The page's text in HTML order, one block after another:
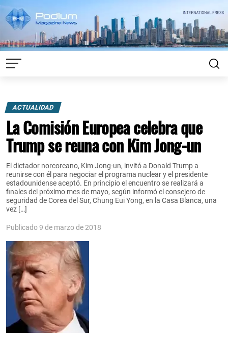
ACTUALIDAD
La Comisión Europea celebra que
Trump se reuna con Kim Jong-un
El dictador norcoreano, Kim Jong-un, invitó a Donald Trump a
reunirse con él para negociar el programa nuclear y el presidente
estadounidense aceptó. En principio el encuentro se realizará a
finales del próximo mes de mayo, según informó el consejero de
seguridad de Corea del Sur, Chung Eui Yong, en la Casa Blanca, una
vez […]
Publicado 9 de marzo de 2018